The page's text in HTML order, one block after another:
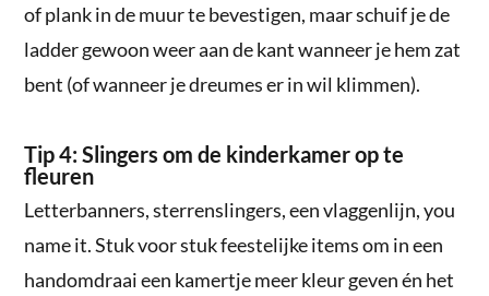
of plank in de muur te bevestigen, maar schuif je de
ladder gewoon weer aan de kant wanneer je hem zat
bent (of wanneer je dreumes er in wil klimmen).
Tip 4: Slingers om de kinderkamer op te
fleuren
Letterbanners, sterrenslingers, een vlaggenlijn, you
name it. Stuk voor stuk feestelijke items om in een
handomdraai een kamertje meer kleur geven én het